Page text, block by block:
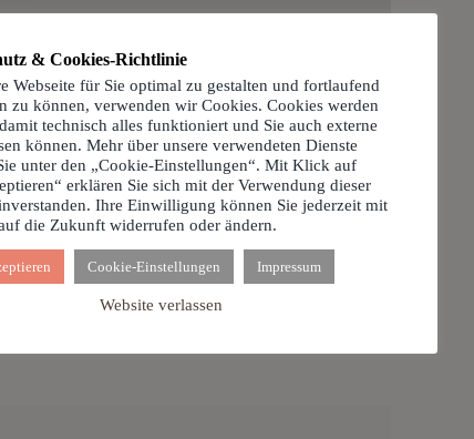
im Festzelt
Gels & Denise Peters und Gefolge
Wübbels
& Cookies-Richtlinie
Webseite für Sie optimal zu gestalten und fortlaufend
zu können, verwenden wir Cookies. Cookies werden
technisch alles funktioniert und Sie auch externe
können. Mehr über unsere verwendeten Dienste
unter den „Cookie-Einstellungen“. Mit Klick auf
erklären Sie sich mit der Verwendung dieser
Ihre Einwilligung können Sie jederzeit mit
die Zukunft widerrufen oder ändern.
Cookie-Einstellungen Impressum
Website verlassen